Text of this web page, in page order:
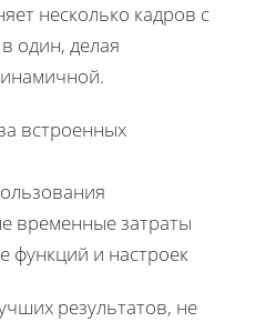
несколько кадров с
один, делая
встроенных
временные затраты
функций и настроек
результатов, не